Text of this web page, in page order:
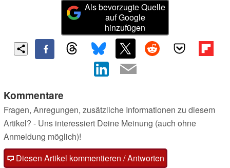
Als bevorzugte Quelle
auf Google
hinzufügen
Kommentare
Fragen, Anregungen, zusätzliche Informationen zu diesem
Artikel? - Uns interessiert Deine Meinung (auch ohne
Anmeldung möglich)!
Diesen Artikel kommentieren / Antworten